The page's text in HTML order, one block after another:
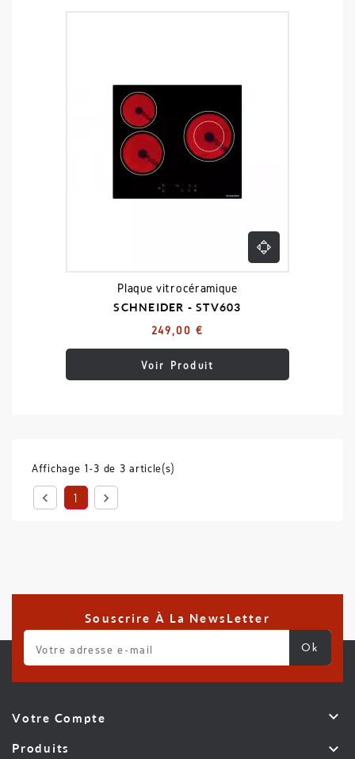
Plaque vitrocéramique
SCHNEIDER - STV603
249,00 €
Voir Produit
Affichage 1-3 de 3 article(s)
 1 
Souscrire À La NewsLetter
Votre Compte 
Produits 